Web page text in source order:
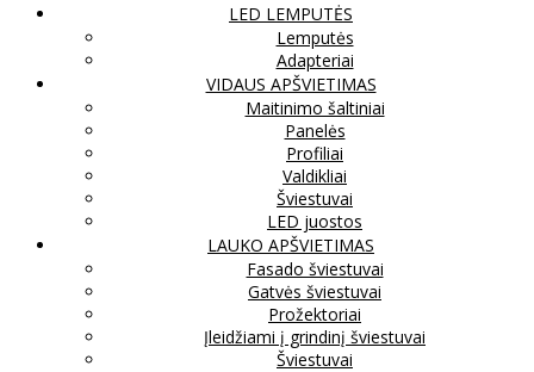
LED LEMPUTĖS
Lemputės
Adapteriai
VIDAUS APŠVIETIMAS
Maitinimo šaltiniai
Panelės
Profiliai
Valdikliai
Šviestuvai
LED juostos
LAUKO APŠVIETIMAS
Fasado šviestuvai
Gatvės šviestuvai
Prožektoriai
Įleidžiami į grindinį šviestuvai
Šviestuvai